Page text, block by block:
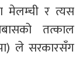
मेलम्ची र त्यस
तत्काल
ले सरकारसँग